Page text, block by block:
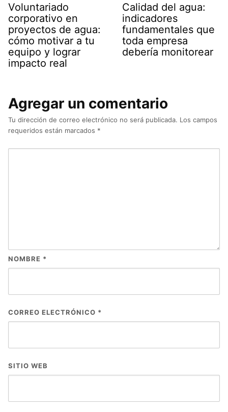
Voluntariado
corporativo en
proyectos de agua:
cómo motivar a tu
equipo y lograr
impacto real
Calidad del agua:
indicadores
fundamentales que
toda empresa
debería monitorear
Agregar un comentario
Tu dirección de correo electrónico no será publicada. Los campos
requeridos están marcados *
NOMBRE *
CORREO ELECTRÓNICO *
SITIO WEB